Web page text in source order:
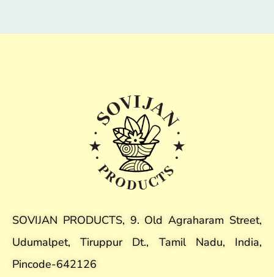
SOVIJAN PRODUCTS, 9. Old Agraharam Street,
Udumalpet, Tiruppur Dt., Tamil Nadu, India,
Pincode-642126